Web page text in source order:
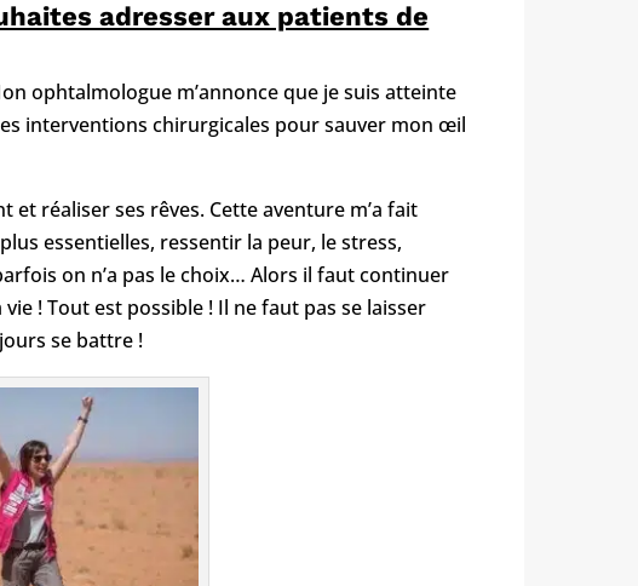
adresser aux patients de
ophtalmologue m’annonce que je suis atteinte
interventions chirurgicales pour sauver mon œil
et réaliser ses rêves. Cette aventure m’a fait
essentielles, ressentir la peur, le stress,
on n’a pas le choix… Alors il faut continuer
! Tout est possible ! Il ne faut pas se laisser
se battre !